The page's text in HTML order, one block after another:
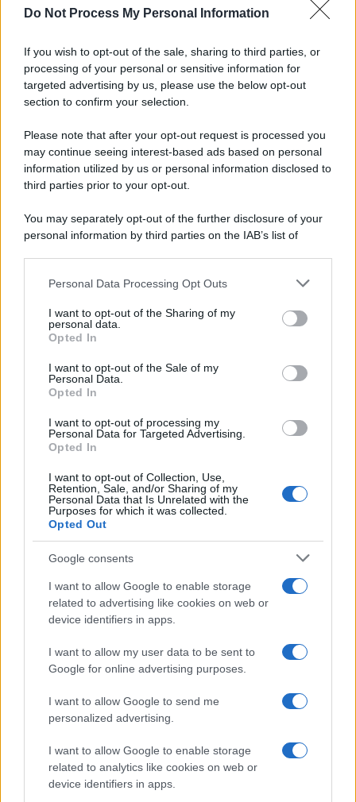
Do Not Process My Personal Information
If you wish to opt-out of the sale, sharing to third parties, or
processing of your personal or sensitive information for
targeted advertising by us, please use the below opt-out
section to confirm your selection.
Please note that after your opt-out request is processed you
may continue seeing interest-based ads based on personal
information utilized by us or personal information disclosed to
third parties prior to your opt-out.
You may separately opt-out of the further disclosure of your
personal information by third parties on the IAB’s list of
This information may also be disclosed by us to third parties
disclose it to other third parties.
Please note that this website/app uses one or more Google
services and may gather and store information including but
not limited to your visit or usage behaviour. You may click to
grant or deny consent to Google and its third-party tags to
consent section.
Personal Data Processing Opt Outs
I want to opt-out of the Sharing of my
personal data.
Opted In
I want to opt-out of the Sale of my
Personal Data.
Opted In
I want to opt-out of processing my
Personal Data for Targeted Advertising.
Opted In
I want to opt-out of Collection, Use,
Retention, Sale, and/or Sharing of my
Personal Data that Is Unrelated with the
Purposes for which it was collected.
Opted Out
Google consents
I want to allow Google to enable storage
related to advertising like cookies on web or
device identifiers in apps.
I want to allow my user data to be sent to
Google for online advertising purposes.
I want to allow Google to send me
personalized advertising.
I want to allow Google to enable storage
related to analytics like cookies on web or
device identifiers in apps.